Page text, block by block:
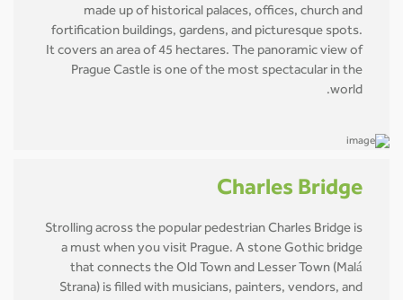
made up of historical palaces, offices, church and
fortification buildings, gardens, and picturesque spots.
It covers an area of 45 hectares. The panoramic view of
Prague Castle is one of the most spectacular in the
world.
Charles Bridge
Strolling across the popular pedestrian Charles Bridge is
a must when you visit Prague. A stone Gothic bridge
that connects the Old Town and Lesser Town (Malá
Strana) is filled with musicians, painters, vendors, and